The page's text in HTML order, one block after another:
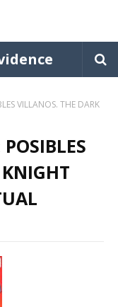
VILLANOS. THE DARK